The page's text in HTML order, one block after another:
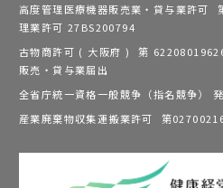
高度管理医療機器販売業・貸与業許
理業許可 27BS200794
古物商許可 ( 大阪府 ) 第
販売・貸与業届出
全省庁統一資格一般競争（指名競争）
産業廃棄物収集運搬業許可 第